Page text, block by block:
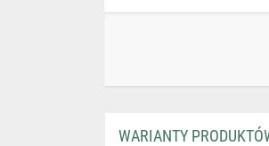
WARIANTY